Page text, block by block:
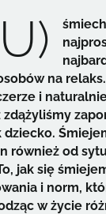
na
i
zdążyliśmy
dziecko.
również od
jak się
i norm,
w życie